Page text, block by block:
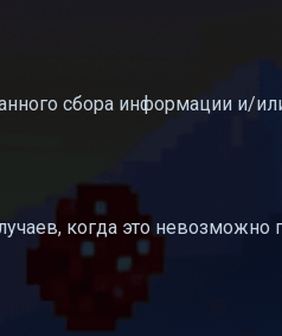
сбора информации и/
когда это невозможно